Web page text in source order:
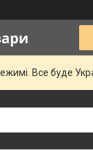
Все буде